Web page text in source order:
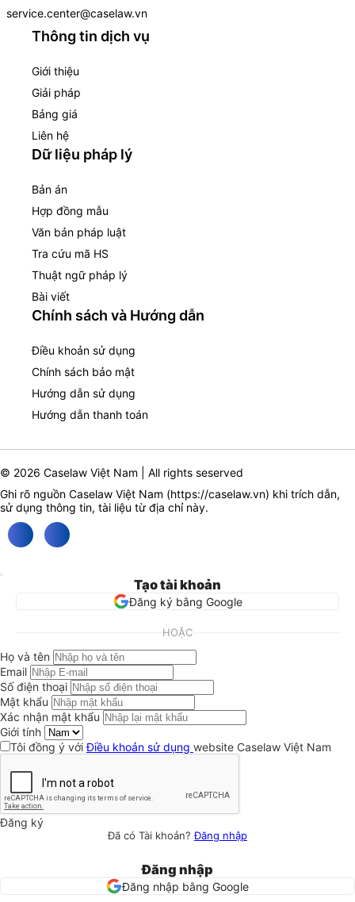
service.center@caselaw.vn
Thông tin dịch vụ
Giới thiệu
Giải pháp
Bảng giá
Liên hệ
Dữ liệu pháp lý
Bản án
Hợp đồng mẫu
Văn bản pháp luật
Tra cứu mã HS
Thuật ngữ pháp lý
Bài viết
Chính sách và Hướng dẫn
Điều khoản sử dụng
Chính sách bảo mật
Hướng dẫn sử dụng
Hướng dẫn thanh toán
© 2026 Caselaw Việt Nam | All rights seserved
Ghi rõ nguồn Caselaw Việt Nam (https://caselaw.vn) khi trích dẫn,
sử dụng thông tin, tài liệu từ địa chỉ này.
Tạo tài khoản
Đăng ký bằng Google
HOẶC
Họ và tên
Email
Số điện thoại
Mật khẩu
Xác nhận mật khẩu
Giới tính
Tôi đồng ý vớiĐiều khoản sử dụng website Caselaw Việt Nam
Đăng ký
Đã có Tài khoản?Đăng nhập
Đăng nhập
Đăng nhập bằng Google